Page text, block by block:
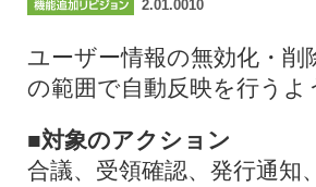
2.01.0010
ユーザー情報の無効化・
の範囲で自動反映を行うよ
■対象のアクション
合議、受領確認、発行通知